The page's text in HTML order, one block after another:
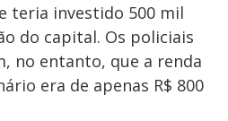
teria investido 500 mil
do capital. Os policiais
no entanto, que a renda
era de apenas R$ 800